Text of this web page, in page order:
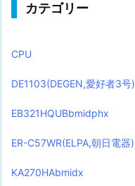
カテゴリー
CPU
DE1103(DEGEN,愛好者3号)
EB321HQUBbmidphx
ER-C57WR(ELPA,朝日電器)
KA270HAbmidx